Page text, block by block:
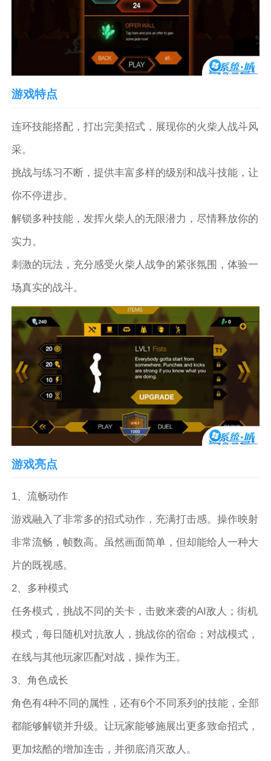
游戏特点
连环技能搭配，打出完美招式，展现你的火柴人战斗风
采。
挑战与练习不断，提供丰富多样的级别和战斗技能，让
你不停进步。
解锁多种技能，发挥火柴人的无限潜力，尽情释放你的
实力。
刺激的玩法，充分感受火柴人战争的紧张氛围，体验一
场真实的战斗。
游戏亮点
1、流畅动作
游戏融入了非常多的招式动作，充满打击感。操作映射
非常流畅，帧数高。虽然画面简单，但却能给人一种大
片的既视感。
2、多种模式
任务模式，挑战不同的关卡，击败来袭的AI敌人；街机
模式，每日随机对抗敌人，挑战你的宿命；对战模式，
在线与其他玩家匹配对战，操作为王。
3、角色成长
角色有4种不同的属性，还有6个不同系列的技能，全部
都能够解锁并升级。让玩家能够施展出更多致命招式，
更加炫酷的增加连击，并彻底消灭敌人。